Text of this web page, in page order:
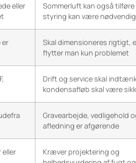
eller
Sommerluft kan også
styring kan være nødvendig
er
Skal dimensioneres rigtigt,
flytter man kun problemet
Drift og service skal
kondensafløb skal være
Gravearbejde, vedligehold
afledning er afgørende
eller
Kræver projektering og